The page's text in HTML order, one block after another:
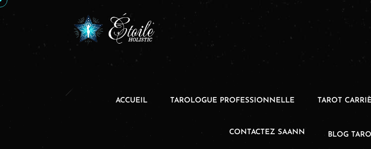
ACCUEIL TAROLOGUE PROFESSIONNELLE TAROT
CONTACTEZ SAANN BLOG